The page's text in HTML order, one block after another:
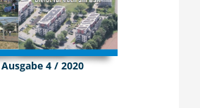
Ausgabe 4 / 2020